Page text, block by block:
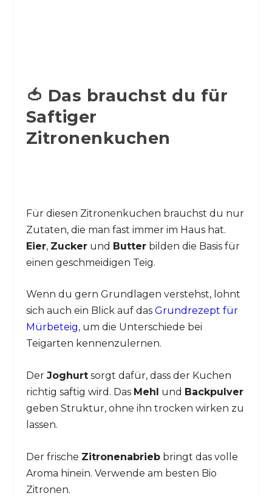
🍅 Das brauchst du für
Saftiger
Zitronenkuchen
Für diesen Zitronenkuchen brauchst du nur
Zutaten, die man fast immer im Haus hat.
Eier, Zuckerund Butterbilden die Basis für
einen geschmeidigen Teig.
Wenn du gern Grundlagen verstehst, lohnt
sich auch ein Blick auf das Grundrezept für
Mürbeteig, um die Unterschiede bei
Teigarten kennenzulernen.
Der Joghurtsorgt dafür, dass der Kuchen
richtig saftig wird. Das Mehl und Backpulver
geben Struktur, ohne ihn trocken wirken zu
lassen.
Der frische Zitronenabriebbringt das volle
Aroma hinein. Verwende am besten Bio
Zitronen.